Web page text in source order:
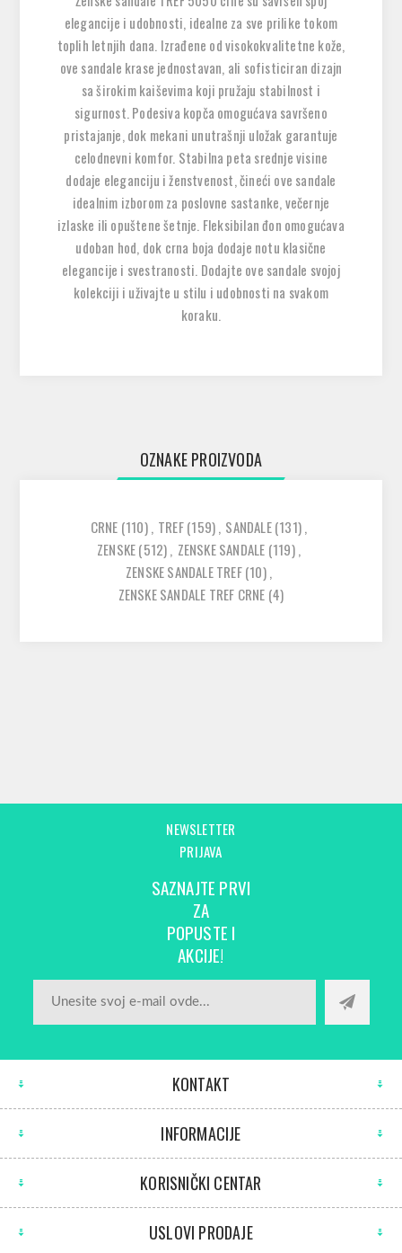
elegancije i udobnosti, idealne za sve prilike tokom
toplih letnjih dana. Izrađene od visokokvalitetne kože,
ove sandale krase jednostavan, ali sofisticiran dizajn
sa širokim kaiševima koji pružaju stabilnost i
sigurnost. Podesiva kopča omogućava savršeno
pristajanje, dok mekani unutrašnji uložak garantuje
celodnevni komfor. Stabilna peta srednje visine
dodaje eleganciju i ženstvenost, čineći ove sandale
idealnim izborom za poslovne sastanke, večernje
izlaske ili opuštene šetnje. Fleksibilan đon omogućava
udoban hod, dok crna boja dodaje notu klasične
elegancije i svestranosti. Dodajte ove sandale svojoj
kolekciji i uživajte u stilu i udobnosti na svakom
koraku.
OZNAKE PROIZVODA
CRNE (110), TREF(159), SANDALE(131),
ZENSKE(512), ZENSKE SANDALE (119),
ZENSKE SANDALE TREF(10),
ZENSKE SANDALE TREF CRNE (4)
NEWSLETTER
PRIJAVA
SAZNAJTE PRVI
ZA
POPUSTE I
AKCIJE!
KONTAKT
INFORMACIJE
KORISNIČKI CENTAR
USLOVI PRODAJE